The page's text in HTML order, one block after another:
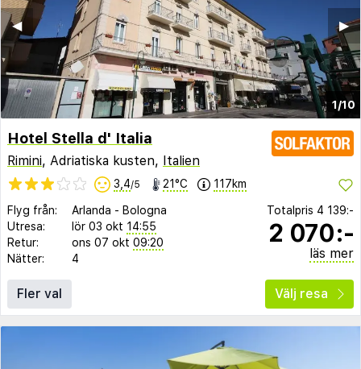
1/10
▶︎
◀︎
Hotel Stella d' Italia
Rimini, Adriatiska kusten, Italien
3,4/5 21°C 117km
Flyg från: Arlanda - Bologna
Utresa:
lör 03 okt 14:55
Retur:
ons 07 okt 09:20
Nätter:
4
Totalpris 4 139:-
2 070:-
läs mer
Fler val Välj resa